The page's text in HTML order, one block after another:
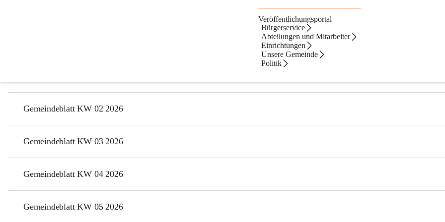
Veröffentlichungsportal
Bürgerservice
Abteilungen und Mitarbeiter
Einrichtungen
Unsere Gemeinde
Politik
Gemeindeblatt KW 02 2026
Gemeindeblatt KW 03 2026
Gemeindeblatt KW 04 2026
Gemeindeblatt KW 05 2026